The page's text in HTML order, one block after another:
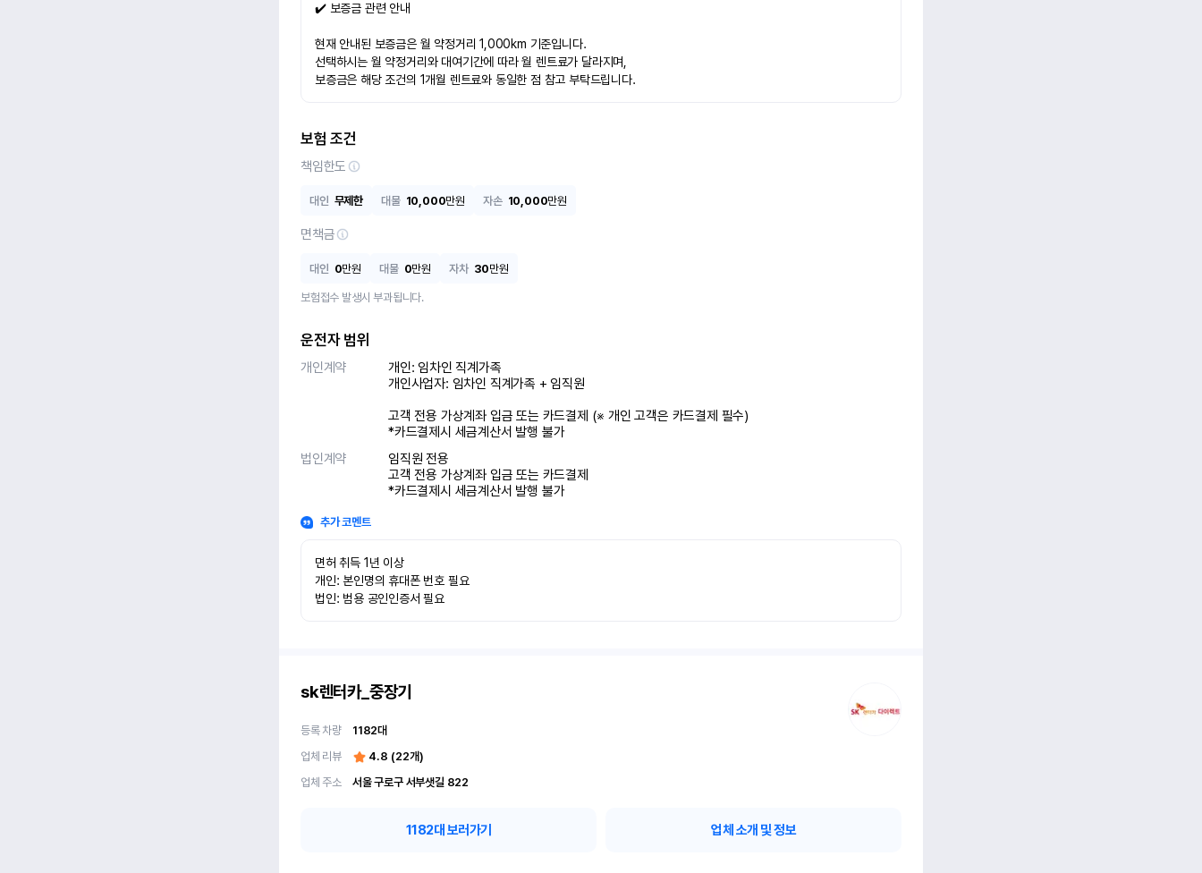
✔️ 보증금 관련 안내
현재 안내된 보증금은 월 약정거리 1,000km 기준입니다.
선택하시는 월 약정거리와 대여기간에 따라 월 렌트료가 달라지며,
보증금은 해당 조건의 1개월 렌트료와 동일한 점 참고 부탁드립니다.
보험 조건
책임한도
대인 무제한 대물 10,000만원 자손 10,000만원
면책금
대인 0만원 대물 0만원 자차 30만원
보험접수 발생시 부과됩니다.
운전자 범위
개인계약
개인: 임차인 직계가족
개인사업자: 임차인 직계가족 + 임직원
고객 전용 가상계좌 입금 또는 카드결제 (※ 개인 고객은 카드결제 필수)
*카드결제시 세금계산서 발행 불가
법인계약
임직원 전용
고객 전용 가상계좌 입금 또는 카드결제
*카드결제시 세금계산서 발행 불가
추가 코멘트
면허 취득 1년 이상
개인: 본인명의 휴대폰 번호 필요
법인: 범용 공인인증서 필요
sk렌터카_중장기
등록 차량 1182대
업체 리뷰
4.8 (22개)
업체 주소
서울 구로구 서부샛길 822
1182대 보러가기 업체 소개 및 정보